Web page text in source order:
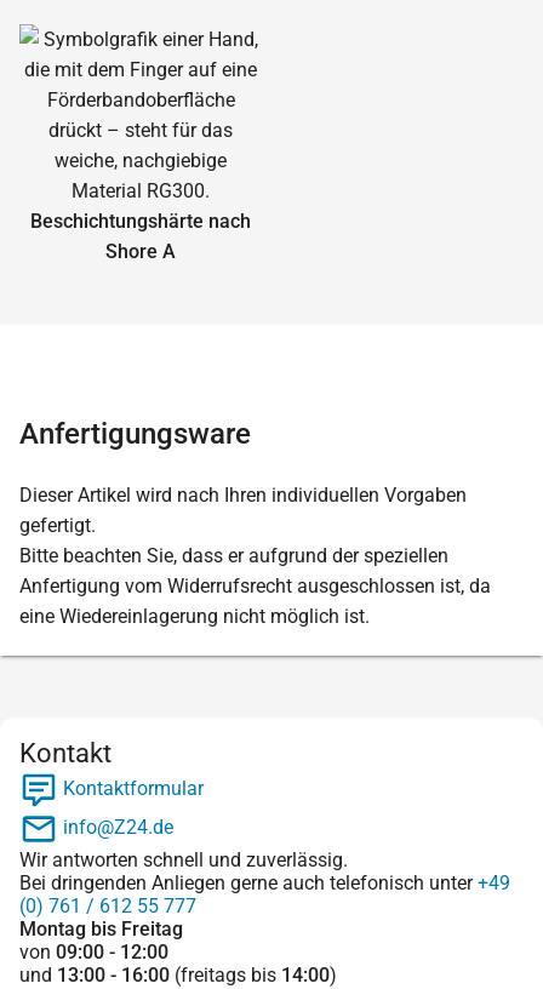
Beschichtungshärte nach
Shore A
Anfertigungsware
Dieser Artikel wird nach Ihren individuellen Vorgaben
gefertigt.
Bitte beachten Sie, dass er aufgrund der speziellen
Anfertigung vom Widerrufsrecht ausgeschlossen ist, da
eine Wiedereinlagerung nicht möglich ist.
Kontakt
Kontaktformular
info@Z24.de
Wir antworten schnell und zuverlässig.
Bei dringenden Anliegen gerne auch telefonisch unter+49
(0) 761 / 612 55 777
Montag bis Freitag
von 09:00 - 12:00
und 13:00 - 16:00 (freitags bis 14:00)